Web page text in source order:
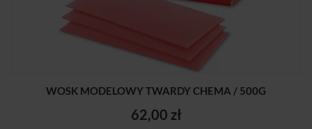
WOSK MODELOWY TWARDY CHEMA / 500G
62,00 zł